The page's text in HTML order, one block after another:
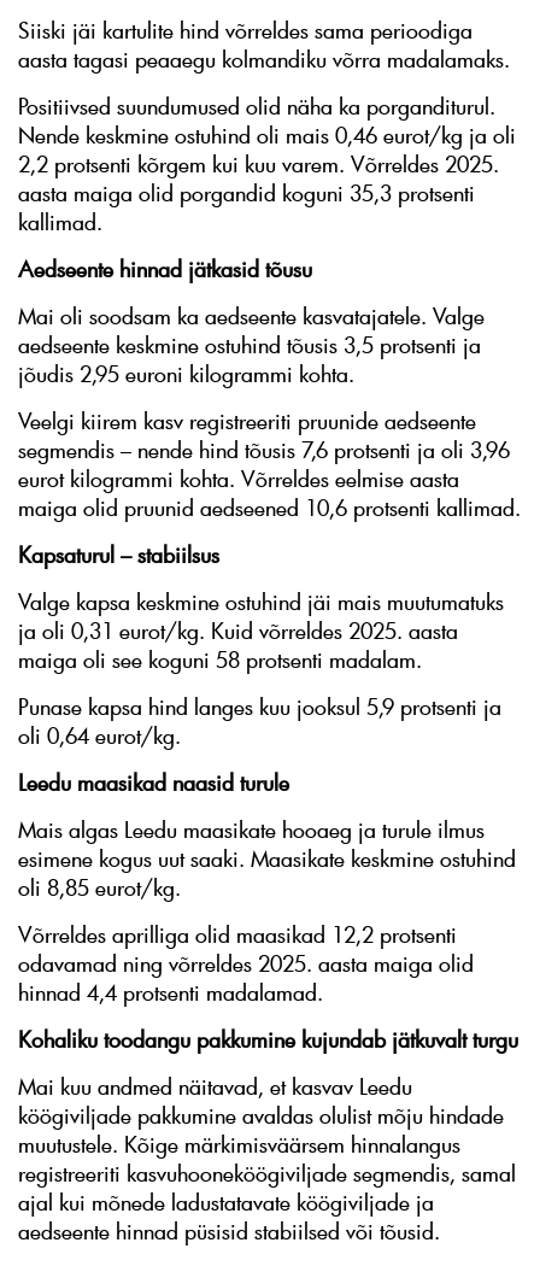
Siiski jäi kartulite hind võrreldes sama perioodiga
aasta tagasi peaaegu kolmandiku võrra madalamaks.
Positiivsed suundumused olid näha ka porganditurul.
Nende keskmine ostuhind oli mais 0,46 eurot/kg ja oli
2,2 protsenti kõrgem kui kuu varem. Võrreldes 2025.
aasta maiga olid porgandid koguni 35,3 protsenti
kallimad.
Aedseente hinnad jätkasid tõusu
Mai oli soodsam ka aedseente kasvatajatele. Valge
aedseente keskmine ostuhind tõusis 3,5 protsenti ja
jõudis 2,95 euroni kilogrammi kohta.
Veelgi kiirem kasv registreeriti pruunide aedseente
segmendis – nende hind tõusis 7,6 protsenti ja oli 3,96
eurot kilogrammi kohta. Võrreldes eelmise aasta
maiga olid pruunid aedseened 10,6 protsenti kallimad.
Kapsaturul – stabiilsus
Valge kapsa keskmine ostuhind jäi mais muutumatuks
ja oli 0,31 eurot/kg. Kuid võrreldes 2025. aasta
maiga oli see koguni 58 protsenti madalam.
Punase kapsa hind langes kuu jooksul 5,9 protsenti ja
oli 0,64 eurot/kg.
Leedu maasikad naasid turule
Mais algas Leedu maasikate hooaeg ja turule ilmus
esimene kogus uut saaki. Maasikate keskmine ostuhind
oli 8,85 eurot/kg.
Võrreldes aprilliga olid maasikad 12,2 protsenti
odavamad ning võrreldes 2025. aasta maiga olid
hinnad 4,4 protsenti madalamad.
Kohaliku toodangu pakkumine kujundab jätkuvalt turgu
Mai kuu andmed näitavad, et kasvav Leedu
köögiviljade pakkumine avaldas olulist mõju hindade
muutustele. Kõige märkimisväärsem hinnalangus
registreeriti kasvuhooneköögiviljade segmendis, samal
ajal kui mõnede ladustatavate köögiviljade ja
aedseente hinnad püsisid stabiilsed või tõusid.